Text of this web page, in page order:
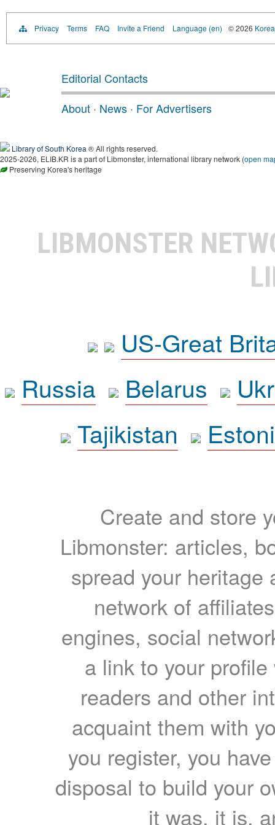
Privacy Terms FAQ Invite a Friend Language (en) © 2026
Editorial Contacts
About · News · For Advertisers
Library of South Korea ® All rights reserved.
2025-2026, ELIB.KR is a part of Libmonster, international library network (open
Preserving Korea's heritage
LIBMONSTER
US-Great
Russia
Belarus
Tajikistan
Create and store
Libmonster: articles,
spread your heritage
network of
engines, social
a link to your
readers and other
acquaint them with
you register, you
disposal to build your
it was, it is,